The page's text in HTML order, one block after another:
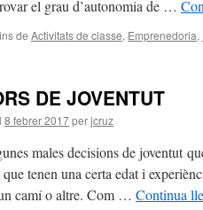
el grau d’autonomia de …
de Activitats de classe, Emprenedoria,
DE JOVENTUT
8 febrer 2017perjcruz
males decisions de joventut
que tenen una certa edat i
camí o altre. Com … Continua